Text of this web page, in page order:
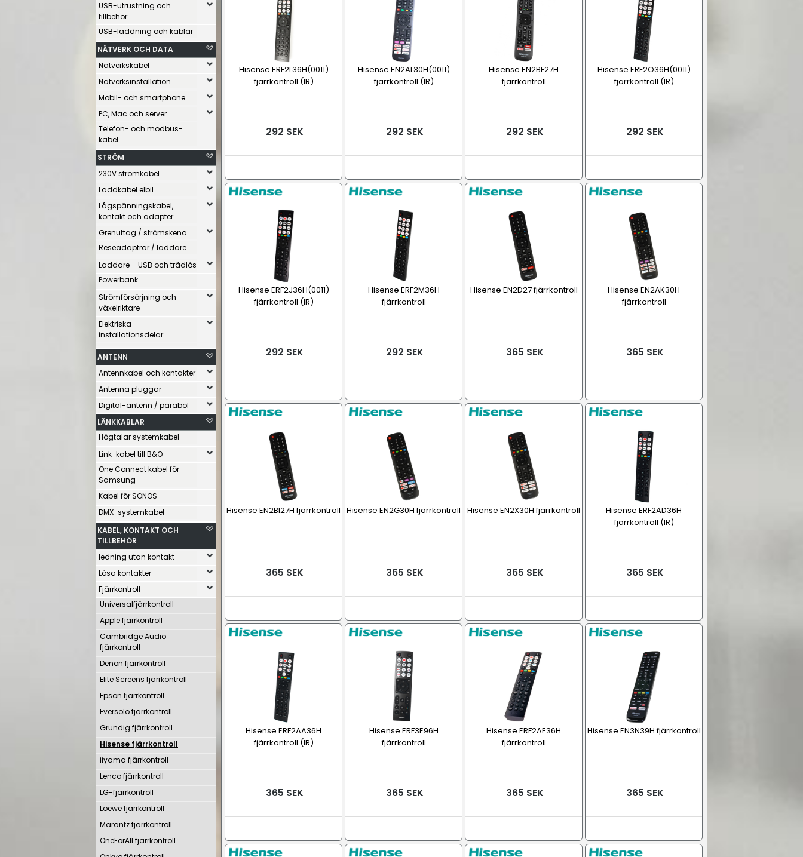
USB-utrustning och
tillbehör
USB-laddning och kablar
NÄTVERK OCH DATA
Nätverkskabel
Nätverksinstallation
Mobil- och smartphone
PC, Mac och server
Telefon- och modbus-
kabel
STRÖM
230V strömkabel
Laddkabel elbil
Lågspänningskabel,
kontakt och adapter
Grenuttag / strömskena
Reseadaptrar / laddare
Laddare – USB och trådlös
Powerbank
Strömförsörjning och
växelriktare
Elektriska
installationsdelar
ANTENN
Antennkabel och kontakter
Antenna pluggar
Digital-antenn / parabol
LÄNKKABLAR
Högtalar systemkabel
Link-kabel till B&O
One Connect kabel för
Samsung
Kabel för SONOS
DMX-systemkabel
KABEL, KONTAKT OCH
TILLBEHÖR
ledning utan kontakt
Lösa kontakter
Fjärrkontroll
Universalfjärrkontroll
Apple fjärrkontroll
Cambridge Audio
fjärrkontroll
Denon fjärrkontroll
Elite Screens fjärrkontroll
Epson fjärrkontroll
Eversolo fjärrkontroll
Grundig fjärrkontroll
Hisense fjärrkontroll
iiyama fjärrkontroll
Lenco fjärrkontroll
LG-fjärrkontroll
Loewe fjärrkontroll
Marantz fjärrkontroll
OneForAll fjärrkontroll
Hisense ERF2L36H(0011)
fjärrkontroll (IR)
292 SEK
Hisense EN2AL30H(0011)
fjärrkontroll (IR)
292 SEK
Hisense EN2BF27H
fjärrkontroll
292 SEK
Hisense ERF2O36H(0011)
fjärrkontroll (IR)
292 SEK
Hisense ERF2J36H(0011)
fjärrkontroll (IR)
292 SEK
Hisense ERF2M36H
fjärrkontroll
292 SEK
Hisense EN2D27 fjärrkontroll
365 SEK
Hisense EN2AK30H
fjärrkontroll
365 SEK
Hisense EN2BI27H fjärrkontroll
365 SEK
Hisense EN2G30H fjärrkontroll
365 SEK
Hisense EN2X30H fjärrkontroll
365 SEK
Hisense ERF2AD36H
fjärrkontroll (IR)
365 SEK
Hisense ERF2AA36H
fjärrkontroll (IR)
365 SEK
Hisense ERF3E96H
fjärrkontroll
365 SEK
Hisense ERF2AE36H
fjärrkontroll
365 SEK
Hisense EN3N39H fjärrkontroll
365 SEK